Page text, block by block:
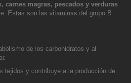
carnes magras, pescados y verduras
Estas son las vitaminas del grupo B
de los carbohidratos y al
tejidos y contribuye a la producción de